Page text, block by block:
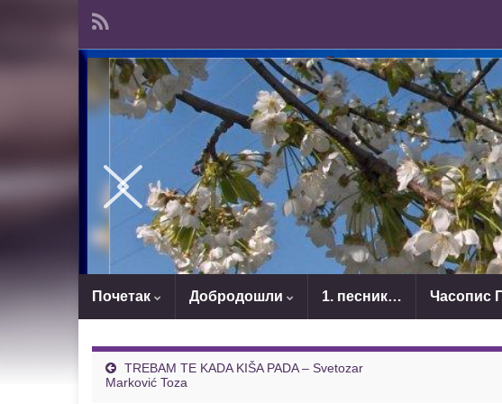
Почетак Добродошли 1. песник… Часопис
TREBAM TE KADA KIŠA PADA – Svetozar
Marković Toza